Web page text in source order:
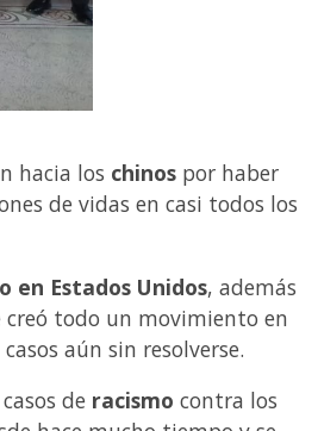
hacia los chinos por haber
de vidas en casi todos los
en Estados Unidos, además
creó todo un movimiento en
aún sin resolverse.
de racismo contra los